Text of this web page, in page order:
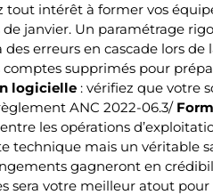
tout intérêt à former vos
janvier. Un paramétrage
erreurs en cascade lors de
supprimés pour
logicielle : vérifiez que votre
ANC 2022-06.3/
les opérations
technique mais un véritable
gagneront en
sera votre meilleur atout